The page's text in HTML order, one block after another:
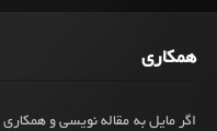
همکاری
اگر مایل به مقاله نویسی و همکاری